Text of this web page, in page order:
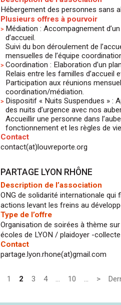
Hébergement des personnes sans
Plusieurs offres à pourvoir
Médiation : Accompagnement
d’accueil.
Suivi du bon déroulement de
mensuelles de l’équipe
Coordination : Elaboration d’un
Relais entre les familles d’accueil
Participation aux réunions
coordination/médiation.
Dispositif « Nuits Suspendues » :
des nuits d’urgence avec nos
Accueillir une personne dans
fonctionnement et les règles de
Contact
contact(at)louvreporte.org
PARTAGE LYON RHÔNE
Description de l’association
ONG de solidarité internationale qui
actions levant les freins au
Type de l’offre
Organisation de soirées à thème
écoles de LYON / plaidoyer -
Contact
partage.lyon.rhone(at)gmail.com
1 2 3 4 … 10 … >